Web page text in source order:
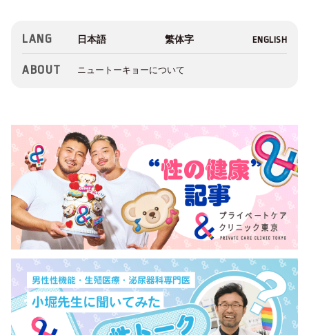
LANG
ABOUT ニュートーキョーについて